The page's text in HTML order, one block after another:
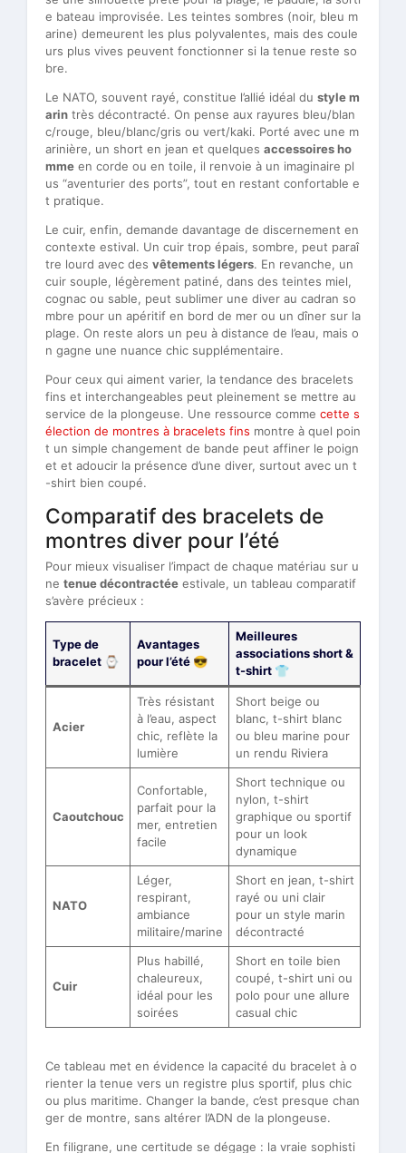
e bateau improvisée. Les teintes sombres (noir, bleu m
arine) demeurent les plus polyvalentes, mais des coule
urs plus vives peuvent fonctionner si la tenue reste so
bre.
Le NATO, souvent rayé, constitue l’allié idéal du style m
arin très décontracté. On pense aux rayures bleu/blan
c/rouge, bleu/blanc/gris ou vert/kaki. Porté avec une m
arinière, un short en jean et quelques accessoires ho
mme en corde ou en toile, il renvoie à un imaginaire pl
us “aventurier des ports”, tout en restant confortable e
t pratique.
Le cuir, enfin, demande davantage de discernement en
contexte estival. Un cuir trop épais, sombre, peut paraî
tre lourd avec des vêtements légers. En revanche, un
cuir souple, légèrement patiné, dans des teintes miel,
cognac ou sable, peut sublimer une diver au cadran so
mbre pour un apéritif en bord de mer ou un dîner sur la
plage. On reste alors un peu à distance de l’eau, mais o
n gagne une nuance chic supplémentaire.
Pour ceux qui aiment varier, la tendance des bracelets
fins et interchangeables peut pleinement se mettre au
service de la plongeuse. Une ressource comme cette s
élection de montres à bracelets fins montre à quel poin
t un simple changement de bande peut affiner le poign
et et adoucir la présence d’une diver, surtout avec un t
-shirt bien coupé.
Comparatif des bracelets de
montres diver pour l’été
Pour mieux visualiser l’impact de chaque matériau sur u
ne tenue décontractée estivale, un tableau comparatif
s’avère précieux :
Type de
bracelet ⌚
Avantages
pour l’été 😎
Meilleures
associations short &
t-shirt 👕
Acier
Très résistant
à l’eau, aspect
chic, reflète la
lumière
Short beige ou
blanc, t-shirt blanc
ou bleu marine pour
un rendu Riviera
Caoutchouc
Confortable,
parfait pour la
mer, entretien
facile
Short technique ou
nylon, t-shirt
graphique ou sportif
pour un look
dynamique
NATO
Léger,
respirant,
ambiance
militaire/marine
Short en jean, t-shirt
rayé ou uni clair
pour un style marin
décontracté
Cuir
Plus habillé,
chaleureux,
idéal pour les
soirées
Short en toile bien
coupé, t-shirt uni ou
polo pour une allure
casual chic
Ce tableau met en évidence la capacité du bracelet à o
rienter la tenue vers un registre plus sportif, plus chic
ou plus maritime. Changer la bande, c’est presque chan
ger de montre, sans altérer l’ADN de la plongeuse.
En filigrane, une certitude se dégage : la vraie sophisti